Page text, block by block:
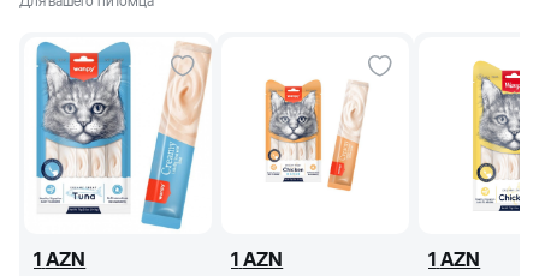
1 AZN 1 AZN 1 AZN